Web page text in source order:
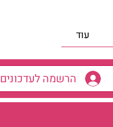
עוד
הרשמה לעדכונים